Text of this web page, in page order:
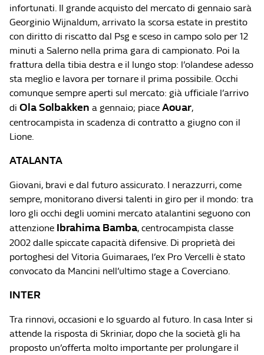
infortunati. Il grande acquisto del mercato di gennaio sarà
Georginio Wijnaldum, arrivato la scorsa estate in prestito
con diritto di riscatto dal Psg e sceso in campo solo per 12
minuti a Salerno nella prima gara di campionato. Poi la
frattura della tibia destra e il lungo stop: l’olandese adesso
sta meglio e lavora per tornare il prima possibile. Occhi
comunque sempre aperti sul mercato: già ufficiale l’arrivo
di Ola Solbakken a gennaio; piace Aouar,
centrocampista in scadenza di contratto a giugno con il
Lione.
ATALANTA
Giovani, bravi e dal futuro assicurato. I nerazzurri, come
sempre, monitorano diversi talenti in giro per il mondo: tra
loro gli occhi degli uomini mercato atalantini seguono con
attenzione Ibrahima Bamba, centrocampista classe
2002 dalle spiccate capacità difensive. Di proprietà dei
portoghesi del Vitoria Guimaraes, l’ex Pro Vercelli è stato
convocato da Mancini nell’ultimo stage a Coverciano.
INTER
Tra rinnovi, occasioni e lo sguardo al futuro. In casa Inter si
attende la risposta di Skriniar, dopo che la società gli ha
proposto un’offerta molto importante per prolungare il